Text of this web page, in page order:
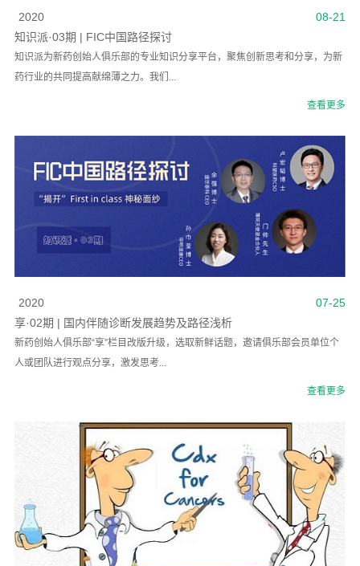
08-21
2020
知识派·03期 | FIC中国路径探讨
知识派为新药创始人俱乐部的专业知识分享平台，聚焦创新思考和分享，为新
药行业的共同提高献绵薄之力。我们...
查看更多
07-25
2020
享·02期 | 国内伴随诊断发展趋势及路径浅析
新药创始人俱乐部“享”栏目改版升级，选取新鲜话题，邀请俱乐部会员单位个
人或团队进行观点分享，激发思考...
查看更多